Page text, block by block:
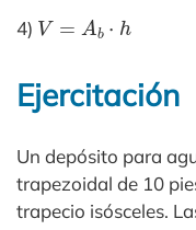
4) V= b⋅
Ejercitación
Un depósito para
trapezoidal de 10
trapecio isósceles.